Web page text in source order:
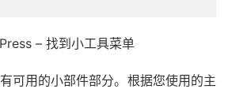
– 找到小工具菜单
可用的小部件部分。根据您使用的主